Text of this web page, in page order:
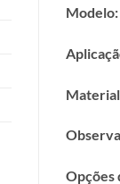
Modelo:
Opções